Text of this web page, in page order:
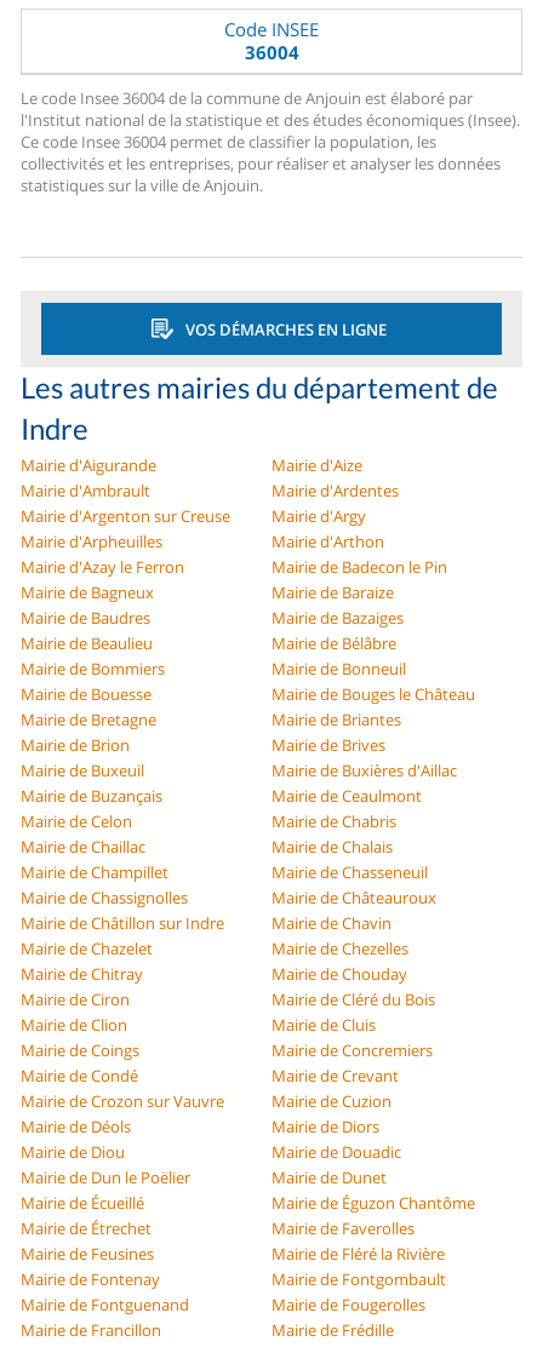
Code INSEE
36004
Le code Insee 36004 de la commune de Anjouin est élaboré par
l'Institut national de la statistique et des études économiques (Insee).
Ce code Insee 36004 permet de classifier la population, les
collectivités et les entreprises, pour réaliser et analyser les données
statistiques sur la ville de Anjouin.
VOS DÉMARCHES EN LIGNE
Les autres mairies du département de
Indre
Mairie d'Aigurande
Mairie d'Aize
Mairie d'Ambrault
Mairie d'Ardentes
Mairie d'Argenton sur Creuse
Mairie d'Argy
Mairie d'Arpheuilles
Mairie d'Arthon
Mairie d'Azay le Ferron
Mairie de Badecon le Pin
Mairie de Bagneux
Mairie de Baraize
Mairie de Baudres
Mairie de Bazaiges
Mairie de Beaulieu
Mairie de Bélâbre
Mairie de Bommiers
Mairie de Bonneuil
Mairie de Bouesse
Mairie de Bouges le Château
Mairie de Bretagne
Mairie de Briantes
Mairie de Brion
Mairie de Brives
Mairie de Buxeuil
Mairie de Buxières d'Aillac
Mairie de Buzançais
Mairie de Ceaulmont
Mairie de Celon
Mairie de Chabris
Mairie de Chaillac
Mairie de Chalais
Mairie de Champillet
Mairie de Chasseneuil
Mairie de Chassignolles
Mairie de Châteauroux
Mairie de Châtillon sur Indre
Mairie de Chavin
Mairie de Chazelet
Mairie de Chezelles
Mairie de Chitray
Mairie de Chouday
Mairie de Ciron
Mairie de Cléré du Bois
Mairie de Clion
Mairie de Cluis
Mairie de Coings
Mairie de Concremiers
Mairie de Condé
Mairie de Crevant
Mairie de Crozon sur Vauvre
Mairie de Cuzion
Mairie de Déols
Mairie de Diors
Mairie de Diou
Mairie de Douadic
Mairie de Dun le Poëlier
Mairie de Dunet
Mairie de Écueillé
Mairie de Éguzon Chantôme
Mairie de Étrechet
Mairie de Faverolles
Mairie de Feusines
Mairie de Fléré la Rivière
Mairie de Fontenay
Mairie de Fontgombault
Mairie de Fontguenand
Mairie de Fougerolles
Mairie de Francillon
Mairie de Frédille